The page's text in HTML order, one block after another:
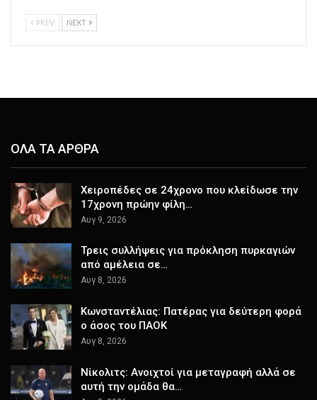
PREV NEXT
ΟΛΑ ΤΑ ΑΡΘΡΑ
Χειροπέδες σε 24χρονο που κλείδωσε την
17χρονη πρώην φίλη…
Αυγ 9, 2026
Τρεις συλλήψεις για πρόκληση πυρκαγιών
από αμέλεια σε…
Αυγ 8, 2026
Κωνσταντέλιας: Πατέρας για δεύτερη φορά
ο άσος του ΠΑΟΚ
Αυγ 8, 2026
Νίκολιτς: Ανοιχτοί για μεταγραφή αλλά σε
αυτή την ομάδα θα…